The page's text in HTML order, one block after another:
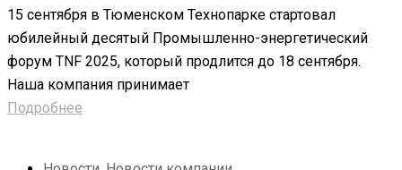
15 сентября в Тюменском Технопарке стартовал
юбилейный десятый Промышленно-энергетический
форум TNF 2025, который продлится до 18 сентября.
Наша компания принимает
Подробнее